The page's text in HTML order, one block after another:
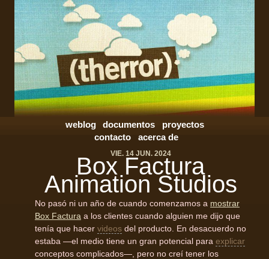
weblog documentos
proyectos
contacto
acerca de
VIE. 14 JUN. 2024
Box Factura
Animation Studios
No pasó ni un año de cuando comenzamos a mostrar
Box Factura a los clientes cuando alguien me dijo que
tenía que hacer videos del producto. En desacuerdo no
estaba —el medio tiene un gran potencial para explicar
conceptos complicados—, pero no creí tener los